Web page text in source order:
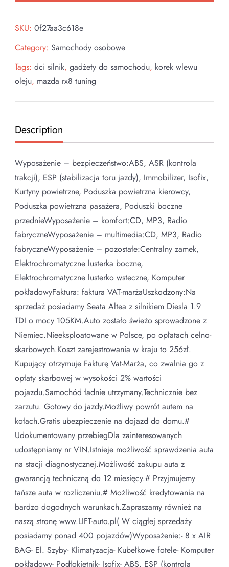
SKU: 0f27aa3c618e
Category: Samochody osobowe
Tags: dci silnik, gadżety do samochodu, korek wlewu
oleju, mazda rx8 tuning
Description
Wyposażenie – bezpieczeństwo:ABS, ASR (kontrola
trakcji), ESP (stabilizacja toru jazdy), Immobilizer, Isofix,
Kurtyny powietrzne, Poduszka powietrzna kierowcy,
Poduszka powietrzna pasażera, Poduszki boczne
przednieWyposażenie – komfort:CD, MP3, Radio
fabryczneWyposażenie – multimedia:CD, MP3, Radio
fabryczneWyposażenie – pozostałe:Centralny zamek,
Elektrochromatyczne lusterka boczne,
Elektrochromatyczne lusterko wsteczne, Komputer
pokładowyFaktura: faktura VAT-marżaUszkodzony:Na
sprzedaż posiadamy Seata Altea z silnikiem Diesla 1.9
TDI o mocy 105KM.Auto zostało świeżo sprowadzone z
Niemiec.Nieeksploatowane w Polsce, po opłatach celno-
skarbowych.Koszt zarejestrowania w kraju to 256zł.
Kupujący otrzymuje Fakturę Vat-Marża, co zwalnia go z
opłaty skarbowej w wysokości 2% wartości
pojazdu.Samochód ładnie utrzymany.Technicznie bez
zarzutu. Gotowy do jazdy.Możliwy powrót autem na
kołach.Gratis ubezpieczenie na dojazd do domu.#
Udokumentowany przebiegDla zainteresowanych
udostępniamy nr VIN.Istnieje możliwość sprawdzenia auta
na stacji diagnostycznej.Możliwość zakupu auta z
gwarancją techniczną do 12 miesięcy.# Przyjmujemy
tańsze auta w rozliczeniu.# Możliwość kredytowania na
bardzo dogodnych warunkach.Zapraszamy również na
naszą stronę www.LIFT-auto.pl( W ciągłej sprzedaży
posiadamy ponad 400 pojazdów)Wyposażenie:- 8 x AIR
BAG- El. Szyby- Klimatyzacja- Kubełkowe fotele- Komputer
pokładowy- Podłokietnik- Isofix- ABS, ESP (kontrola